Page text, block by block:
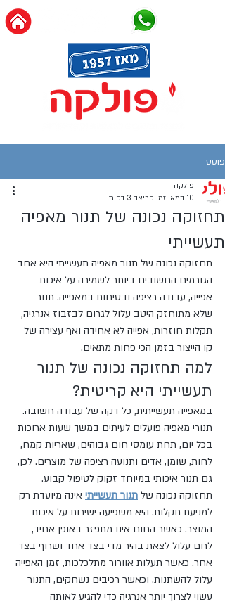
פוסט
תחזוקה נכונה של תנור מאפיה
תעשייתי
פולקה
10 במאי
זמן קריאה 3 דקות
תחזוקה נכונה של תנור מאפיה תעשייתי היא אחד
הגורמים החשובים ביותר לשמירה על איכות
אפייה, עבודה רציפה ובטיחות במאפייה. תנור
שלא מתוחזק היטב עלול לגרום לבזבוז אנרגיה,
תקלות חוזרות, אפייה לא אחידה ואף עצירה של
קו הייצור בזמן הכי פחות מתאים.
למה תחזוקה נכונה של תנור
תעשייתי היא קריטית?
במאפייה תעשייתית, כל דקה של עבודה חשובה.
תנורי מאפיה פועלים לעיתים במשך שעות ארוכות
בכל יום, תחת עומסי חום גבוהים, שאריות קמח,
לחות, שומן, אדים ותנועה רציפה של מוצרים. לכן,
גם תנור איכותי במיוחד זקוק לטיפול קבוע.
תחזוקה נכונה של תנור תעשייתי אינה מיועדת רק
למניעת תקלות. היא משפיעה ישירות על איכות
המוצר. כאשר החום אינו מתפזר באופן אחיד,
לחם עלול לצאת בהיר מדי בצד אחד ושרוף בצד
אחר. כאשר תעלות אוורור מתלכלכות, זמן האפייה
עלול להשתנות. וכאשר רכיבים נשחקים, התנור
עשוי לצרוך יותר אנרגיה כדי להגיע לאותה